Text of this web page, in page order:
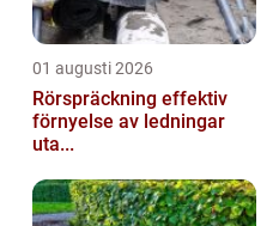
01 augusti 2026
Rörspräckning effektiv
förnyelse av ledningar
uta...